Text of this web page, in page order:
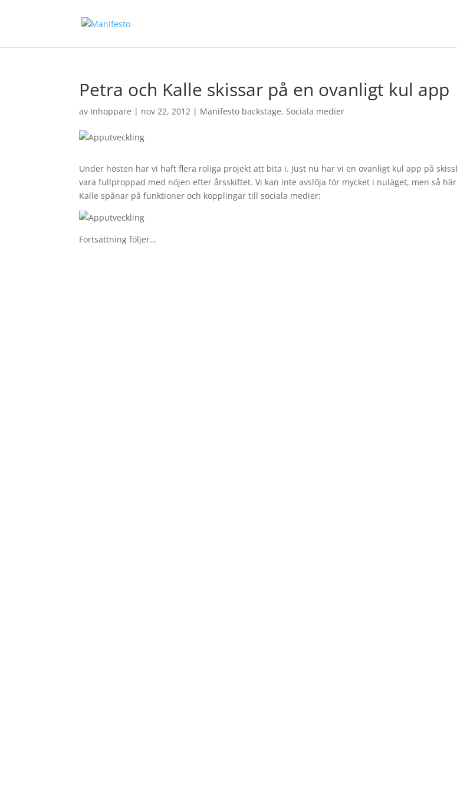
Petra och Kalle skissar på en ovanligt kul app
av Inhoppare | nov 22, 2012 | Manifesto backstage,Sociala medier
Under hösten har vi haft flera roliga projekt att bita i. Just nu har vi en ovanligt kul app på
vara fullproppad med nöjen efter årsskiftet. Vi kan inte avslöja för mycket i nuläget, men så
Kalle spånar på funktioner och kopplingar till sociala medier:
Fortsättning följer…